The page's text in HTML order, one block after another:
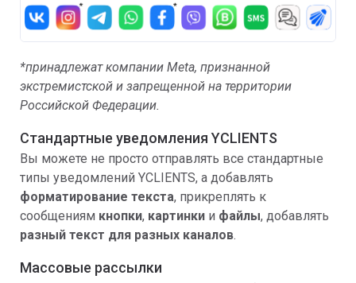
*принадлежат компании Meta, признанной
экстремистской и запрещенной на территории
Российской Федерации.
Стандартные уведомления YCLIENTS
Вы можете не просто отправлять все стандартные
типы уведомлений YCLIENTS, а добавлять
форматирование текста, прикреплять к
сообщениям кнопки, картинки и файлы, добавлять
разный текст для разных каналов.
Массовые рассылки